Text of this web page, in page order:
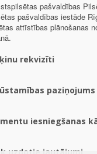
pašvaldības
pašvaldības iestāde
attīstības plānošanas
rekvizīti
paziņojums
iesniegšanas